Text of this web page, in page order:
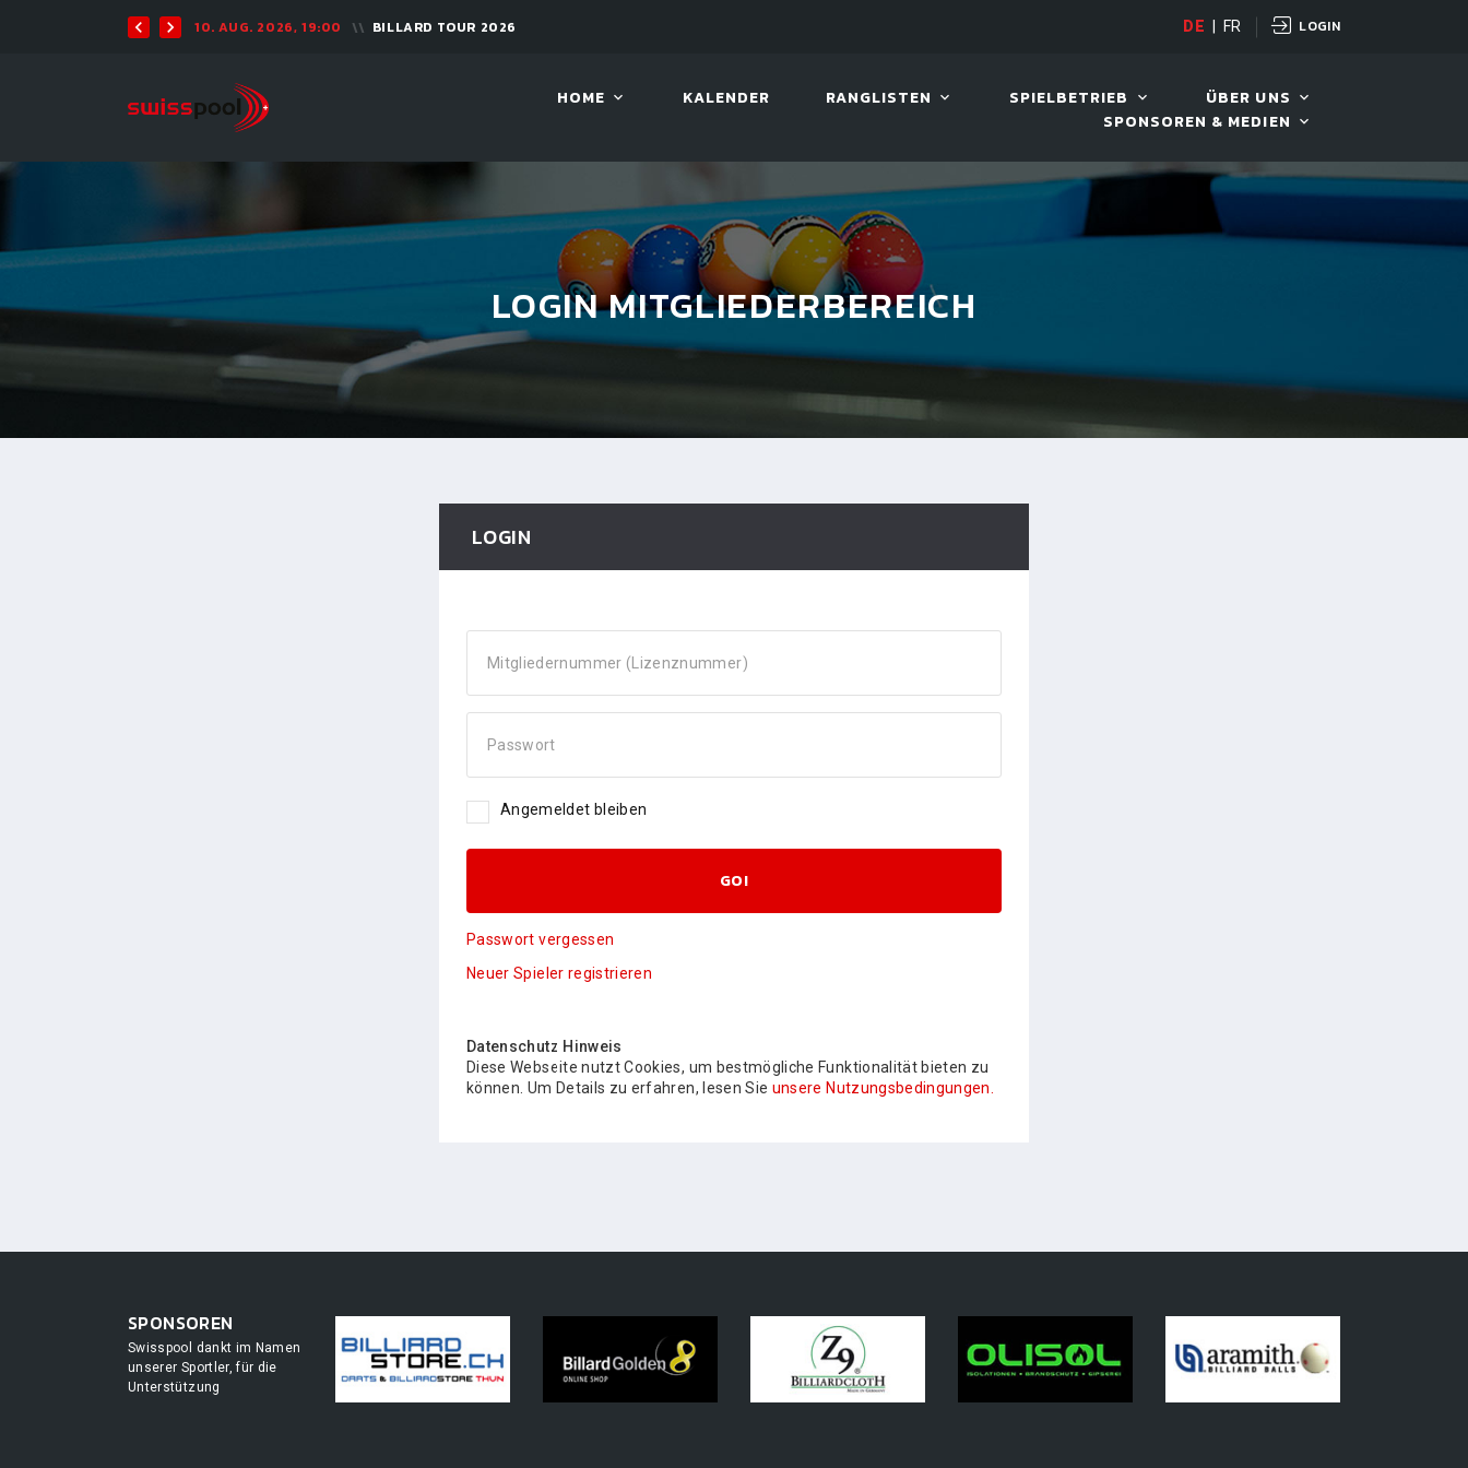
10. AUG. 2026, 19:00 BILLARD TOUR 2026 12. AUG. 2026, 19:00
DE FR LOGIN
HOME KALENDER RANGLISTEN SPIELBETRIEB
ÜBER UNS
SPONSOREN & MEDIEN
LOGIN MITGLIEDERBEREICH
LOGIN
Mitgliedernummer (Lizenznummer)
Passwort
Angemeldet bleiben
GO!
Passwort vergessen
Neuer Spieler registrieren
Datenschutz Hinweis
Diese Webseite nutzt Cookies, um bestmögliche Funktionalität bieten zu
können. Um Details zu erfahren, lesen Sie unsere Nutzungsbedingungen.
SPONSOREN
Swisspool dankt im Namen
unserer Sportler, für die
Unterstützung